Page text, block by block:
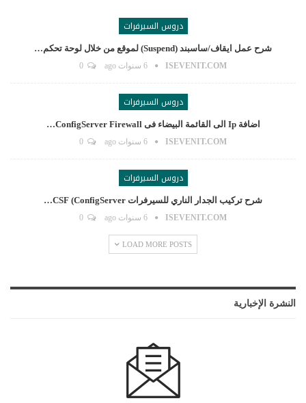
دروس السيرفرات
شرح عمل ايقاف/ساسبند (suspend) لموقع من خلال لوحة تحكم…
ISEVENIT.COM 6 سنوات ago
دروس السيرفرات
اضافة Ip الى القائمة البيضاء فى ConfigServer Firewall…
ISEVENIT.COM 6 سنوات ago
دروس السيرفرات
شرح تركيب الجدار الناري للسيرفرات CSF (ConfigServer…
ISEVENIT.COM 6 سنوات ago
LOAD MORE POSTS
النشرة الإخبارية